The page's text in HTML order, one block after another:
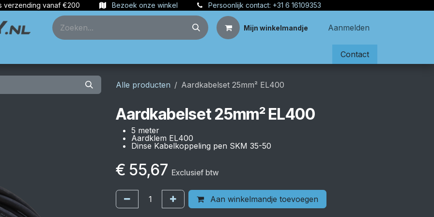
verzending vanaf €200 Bezoek onze winkel Persoonlijk contact: +31 6 16109353
Mijn winkelmandje Aanmelden
Contact
Alle producten Aardkabelset 25mm² EL400
Aardkabelset 25mm² EL400
5 meter
Aardklem EL400
Dinse Kabelkoppeling pen SKM 35-50
€ 55,67 Exclusief btw
Aan winkelmandje toevoegen